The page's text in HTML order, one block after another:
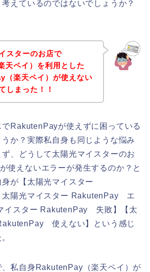
えているのではないでしょうか？
スターのお店で
天ペイ）を利用とした
（楽天ペイ）が使えない
しまった！！
でRakutenPayが使えずに困っている
か？実際私自身も同じような悩み
、どうして太陽光マイスターのお
使えないエラーが発生するのか？と
が【太陽光マイスター
太陽光マイスター RakutenPay エ
イスター RakutenPay 失敗】【太
使えない】という感じ
、私自身RakutenPay（楽天ペイ）が